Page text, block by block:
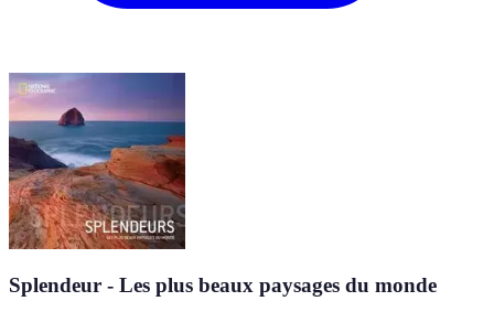
Splendeur - Les plus beaux paysages du monde